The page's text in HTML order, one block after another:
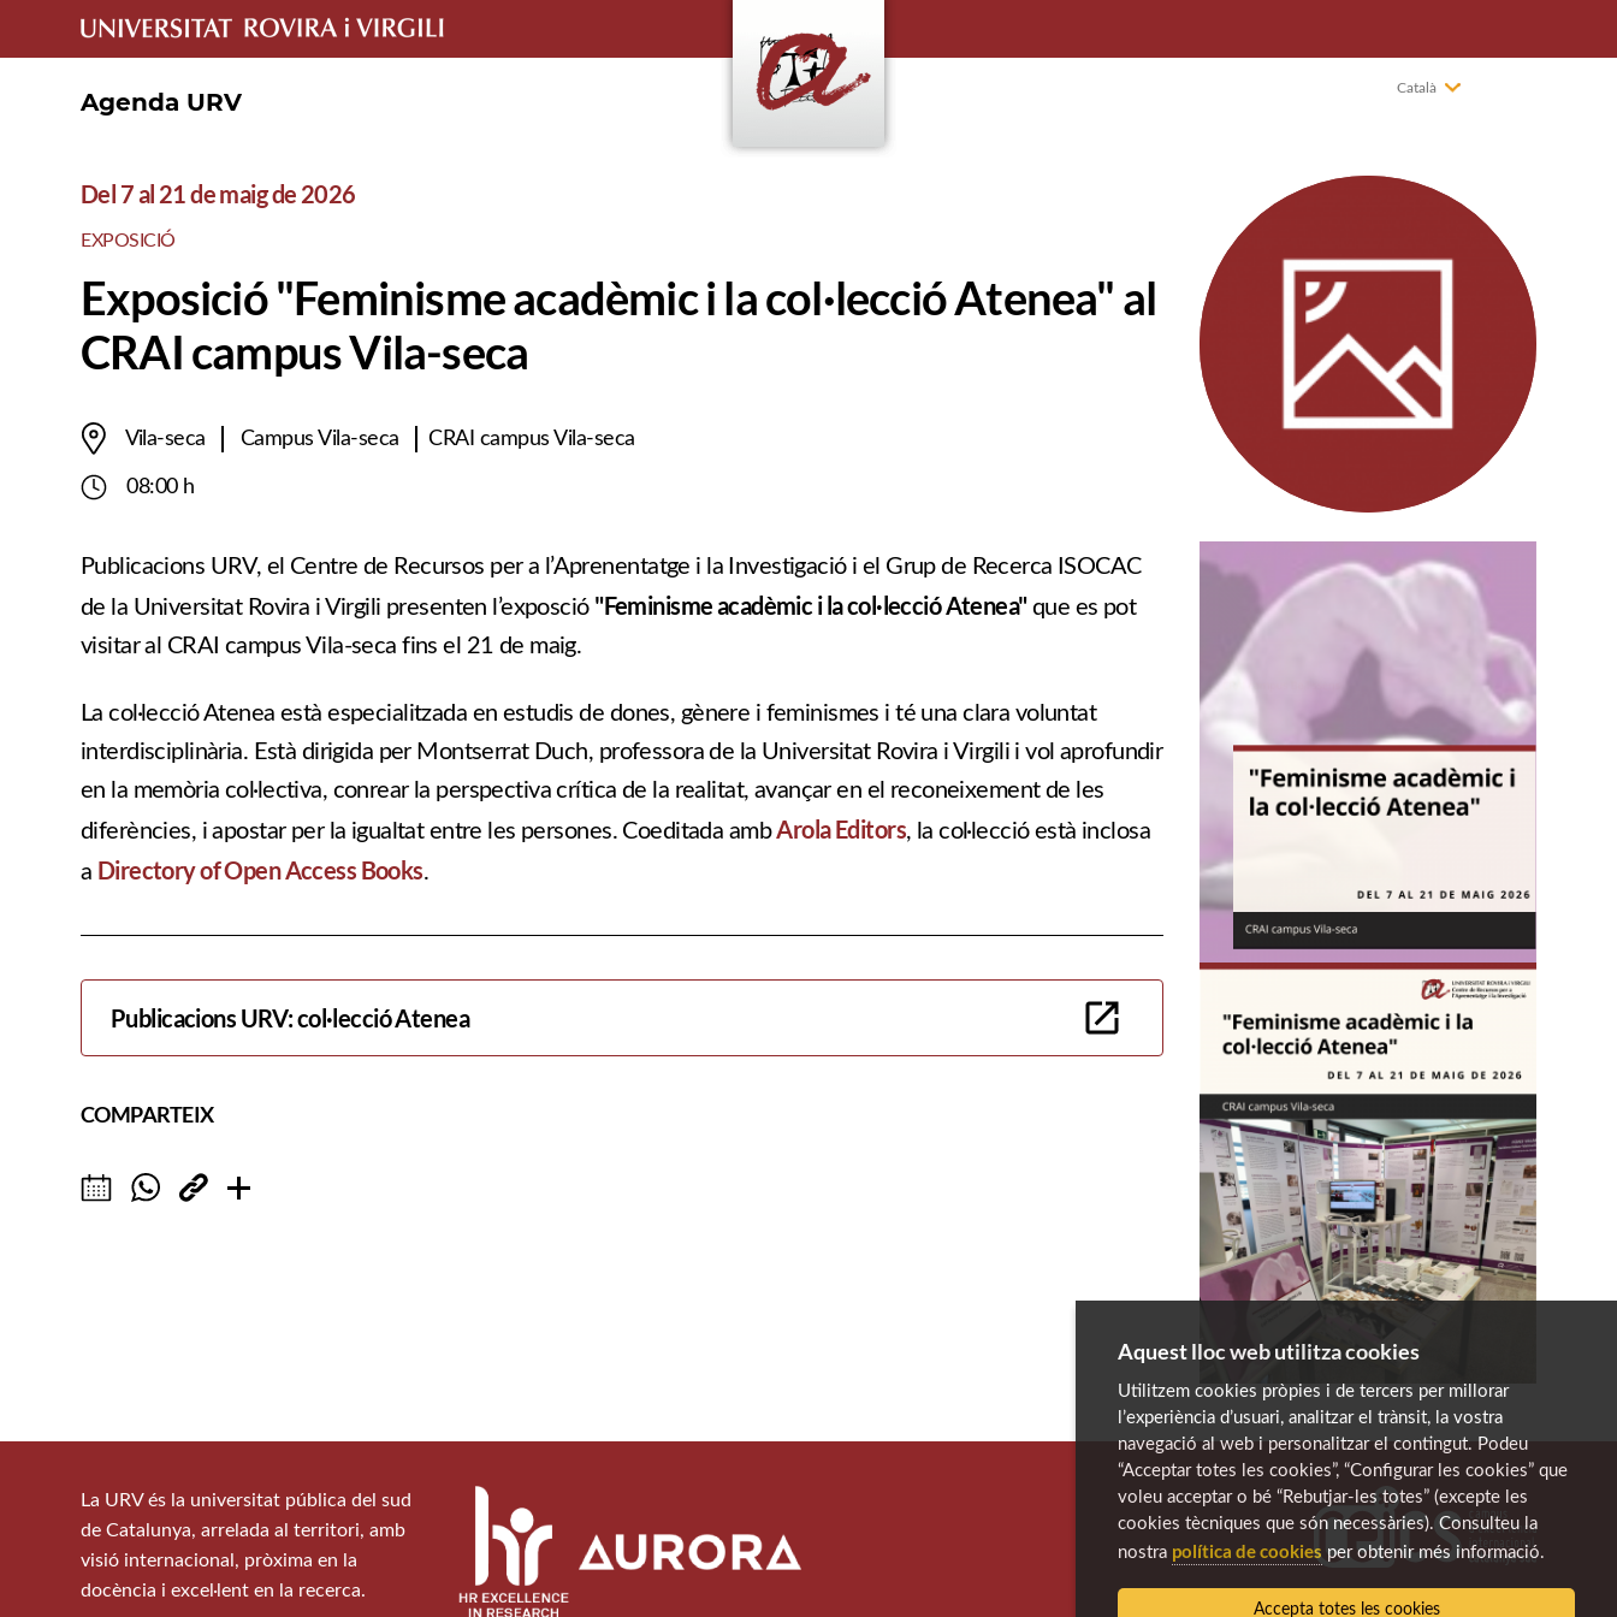
Agenda URV Català
Del 7 al 21 de maig de 2026
EXPOSICIÓ
Exposició "Feminisme acadèmic i la col·lecció Atenea" al
CRAI campus Vila-seca
Vila-seca Campus Vila-seca CRAI campus Vila-seca
08:00 h
Publicacions URV, el Centre de Recursos per a l’Aprenentatge i la Investigació i el Grup de Recerca ISOCAC
de la Universitat Rovira i Virgili presenten l’exposció "Feminisme acadèmic i la col·lecció Atenea"que es pot
visitar al CRAI campus Vila-seca fins el 21 de maig.
La col·lecció Atenea està especialitzada en estudis de dones, gènere i feminismes i té una clara voluntat
interdisciplinària. Està dirigida per Montserrat Duch, professora de la Universitat Rovira i Virgili i vol aprofundir
en la memòria col·lectiva, conrear la perspectiva crítica de la realitat, avançar en el reconeixement de les
diferències, i apostar per la igualtat entre les persones. Coeditada ambArola Editors, la col·lecció està inclosa
a Directory of Open Access Books.
Publicacions URV: col·lecció Atenea
COMPARTEIX
La URV és la universitat pública del sud
de Catalunya, arrelada al territori, amb
visió internacional, pròxima en la
docència i excel·lent en la recerca.
Aquest lloc web utilitza cookies
Utilitzem cookies pròpies i de tercers per millorar
l’experiència d’usuari, analitzar el trànsit, la vostra
navegació al web i personalitzar el contingut. Podeu
“Acceptar totes les cookies”, “Configurar les cookies” que
voleu acceptar o bé “Rebutjar-les totes” (excepte les
cookies tècniques que són necessàries). Consulteu la
nostra política de cookies per obtenir més informació.
Accepta totes les cookies